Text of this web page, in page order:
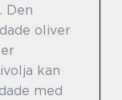
Den
oliver
kan
med